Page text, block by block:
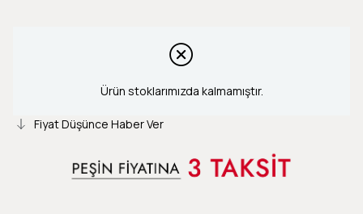
Ürün stoklarımızda kalmamıştır.
Fiyat Düşünce Haber Ver